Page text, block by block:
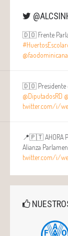
🇩🇴 Frente
@faodominicana
🇩🇴 Presidente
@DiputadosRD
twitter.com/i/
📍🇵🇹 AHORA
Alianza
twitter.com/i/